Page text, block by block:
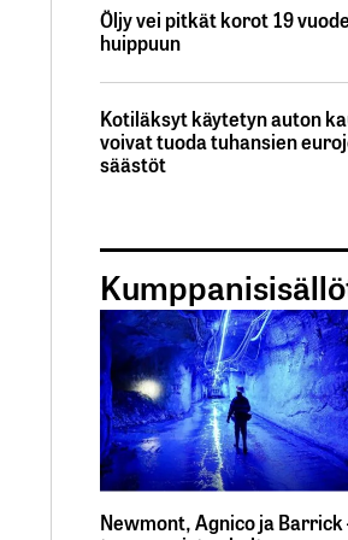
Öljy vei pitkät korot 19
huippuun
Kotiläksyt käytetyn auton
voivat tuoda tuhansien
säästöt
Newmont, Agnico ja Barrick